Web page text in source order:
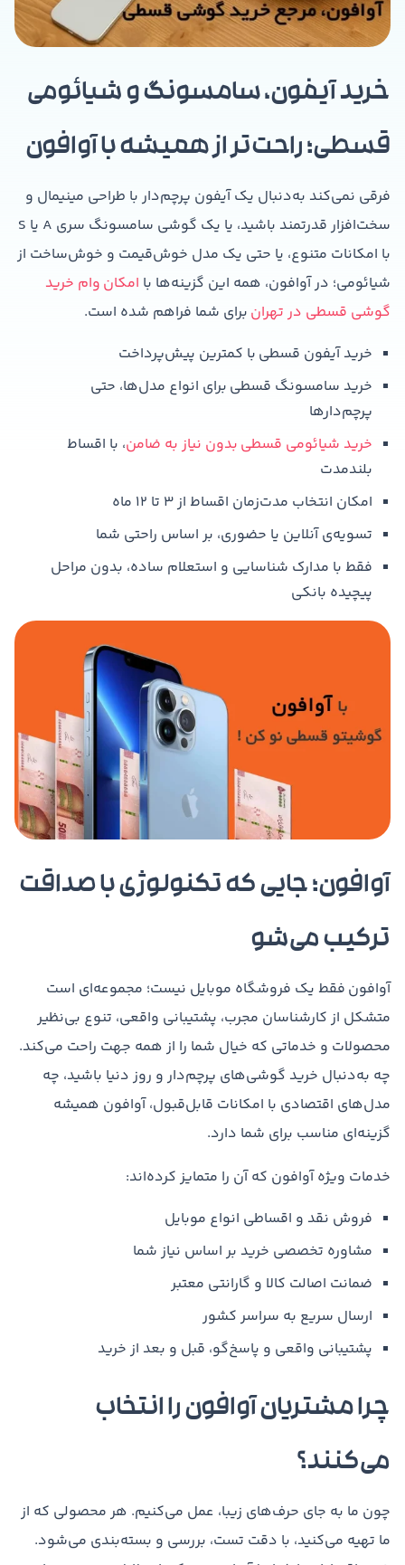
خرید آیفون، سامسونگ و شیائومی
قسطی؛ راحت‌تر از همیشه با آوافون
فرقی نمی‌کند به‌دنبال یک آیفون پرچم‌دار با طراحی مینیمال و
سخت‌افزار قدرتمند باشید، یا یک گوشی سامسونگ سری A یا S
با امکانات متنوع، یا حتی یک مدل خوش‌قیمت و خوش‌ساخت از
شیائومی؛ در آوافون، همه این گزینه‌ها با امکان وام خرید
گوشی قسطی در تهران برای شما فراهم شده است.
خرید آیفون قسطی با کمترین پیش‌پرداخت
خرید سامسونگ قسطی برای انواع مدل‌ها، حتی
پرچم‌دارها
خرید شیائومی قسطی بدون نیاز به ضامن، با اقساط
بلندمدت
امکان انتخاب مدت‌زمان اقساط از ۳ تا ۱۲ ماه
تسویه‌ی آنلاین یا حضوری، بر اساس راحتی شما
فقط با مدارک شناسایی و استعلام ساده، بدون مراحل
پیچیده بانکی
آوافون؛ جایی که تکنولوژی با صداقت
ترکیب می‌شو
آوافون فقط یک فروشگاه موبایل نیست؛ مجموعه‌ای است
متشکل از کارشناسان مجرب، پشتیبانی واقعی، تنوع بی‌نظیر
محصولات و خدماتی که خیال شما را از همه جهت راحت می‌کند.
چه به‌دنبال خرید گوشی‌های پرچم‌دار و روز دنیا باشید، چه
مدل‌های اقتصادی با امکانات قابل‌قبول، آوافون همیشه
گزینه‌ای مناسب برای شما دارد.
خدمات ویژه آوافون که آن را متمایز کرده‌اند:
فروش نقد و اقساطی انواع موبایل
مشاوره تخصصی خرید بر اساس نیاز شما
ضمانت اصالت کالا و گارانتی معتبر
ارسال سریع به سراسر کشور
پشتیبانی واقعی و پاسخ‌گو، قبل و بعد از خرید
چرا مشتریان آوافون را انتخاب
می‌کنند؟
چون ما به جای حرف‌های زیبا، عمل می‌کنیم. هر محصولی که از
ما تهیه می‌کنید، با دقت تست، بررسی و بسته‌بندی می‌شود.